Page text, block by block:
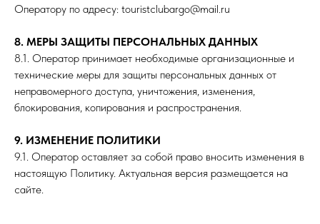
Оператору по адресу: touristclubargo@mail.ru
8. МЕРЫ ЗАЩИТЫ ПЕРСОНАЛЬНЫХ ДАННЫХ
8.1. Оператор принимает необходимые организационные и
технические меры для защиты персональных данных от
неправомерного доступа, уничтожения, изменения,
блокирования, копирования и распространения.
9. ИЗМЕНЕНИЕ ПОЛИТИКИ
9.1. Оператор оставляет за собой право вносить изменения в
настоящую Политику. Актуальная версия размещается на
сайте.